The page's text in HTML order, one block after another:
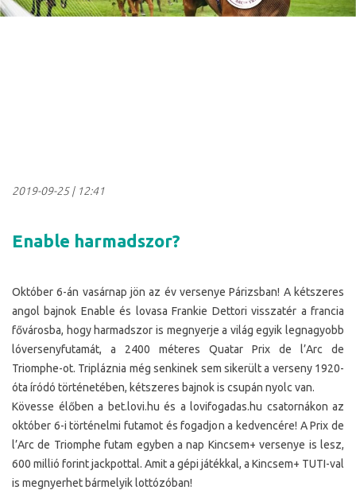
2019-09-25| 12:41
Enable harmadszor?
Október 6-án vasárnap jön az év versenye Párizsban! A kétszeres
angol bajnok Enable és lovasa Frankie Dettori visszatér a francia
fővárosba, hogy harmadszor is megnyerje a világ egyik legnagyobb
lóversenyfutamát, a 2400 méteres Quatar Prix de l’Arc de
Triomphe-ot. Tripláznia még senkinek sem sikerült a verseny 1920-
óta íródó történetében, kétszeres bajnok is csupán nyolc van.
Kövesse élőben a bet.lovi.hu és a lovifogadas.hu csatornákon az
október 6-i történelmi futamot és fogadjon a kedvencére! A Prix de
l’Arc de Triomphe futam egyben a nap Kincsem+ versenye is lesz,
600 millió forint jackpottal. Amit a gépi játékkal, a Kincsem+ TUTI-val
is megnyerhet bármelyik lottózóban!